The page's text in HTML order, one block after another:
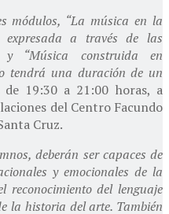
módulos, “La música en la
a través de las
y “Música construida en
tendrá una duración de un
de 19:30 a 21:00 horas, a
del Centro Facundo
Cruz.
deberán ser capaces de
y emocionales de la
reconocimiento del lenguaje
la historia del arte. También